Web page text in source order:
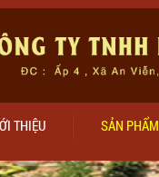
THIỆU SẢN PHẨM